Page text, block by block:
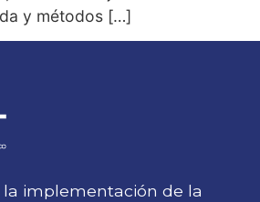
y métodos […]
la implementación de la